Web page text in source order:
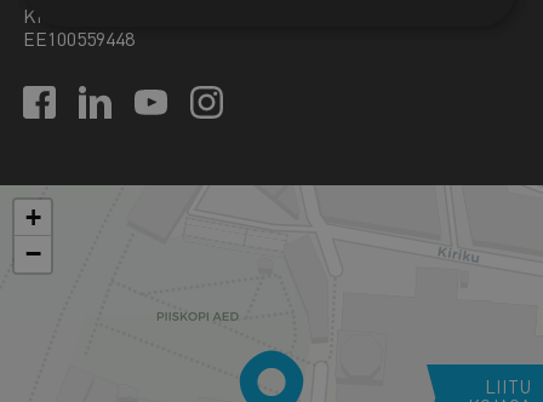
KMKR nr
EE100559448
+
−
LIITU